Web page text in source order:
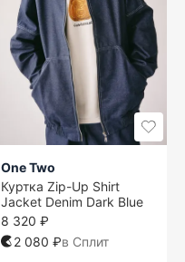
One Two
Куртка Zip-Up Shirt
Jacket Denim Dark Blue
8 320 ₽
2 080 ₽в Сплит